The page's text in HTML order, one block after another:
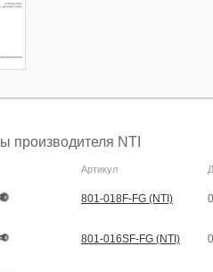
производителя NTI
Артикул
801-018F-FG (NTI)
801-016SF-FG (NTI)